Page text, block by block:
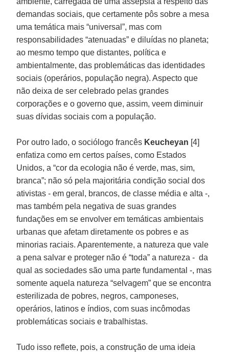
demandas sociais, que certamente pôs sobre a mesa
uma temática mais “universal”, mas com
responsabilidades “atenuadas” e diluídas no planeta;
ao mesmo tempo que distantes, política e
ambientalmente, das problemáticas das identidades
sociais (operários, população negra). Aspecto que
não deixa de ser celebrado pelas grandes
corporações e o governo que, assim, veem diminuir
suas dívidas sociais com a população.
Por outro lado, o sociólogo francês Keucheyan [4]
enfatiza como em certos países, como Estados
Unidos, a “cor da ecologia não é verde, mas, sim,
branca”; não só pela majoritária condição social dos
ativistas - em geral, brancos, de classe média e alta -,
mas também pela negativa de suas grandes
fundações em se envolver em temáticas ambientais
urbanas que afetam diretamente os pobres e as
minorias raciais. Aparentemente, a natureza que vale
a pena salvar e proteger não é “toda” a natureza - da
qual as sociedades são uma parte fundamental -, mas
somente aquela natureza “selvagem” que se encontra
esterilizada de pobres, negros, camponeses,
operários, latinos e índios, com suas incômodas
problemáticas sociais e trabalhistas.
Tudo isso reflete, pois, a construção de uma ideia